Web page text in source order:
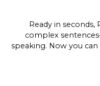
Ready in seconds,
complex
speaking. Now you